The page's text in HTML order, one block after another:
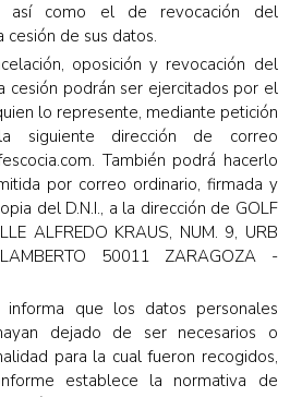
así como el de revocación del
cesión de sus datos.
oposición y revocación del
cesión podrán ser ejercitados por el
lo represente, mediante petición
siguiente dirección de correo
También podrá hacerlo
por correo ordinario, firmada y
del D.N.I., a la dirección de GOLF
ALFREDO KRAUS, NUM. 9, URB
50011 ZARAGOZA -
informa que los datos personales
dejado de ser necesarios o
para la cual fueron recogidos,
establece la normativa de